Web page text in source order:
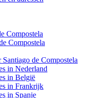
Compostela
Compostela
de Compostela
in Nederland
in België
in Frankrijk
in Spanje